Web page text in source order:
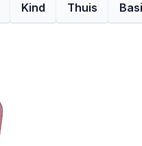
Kind Thuis